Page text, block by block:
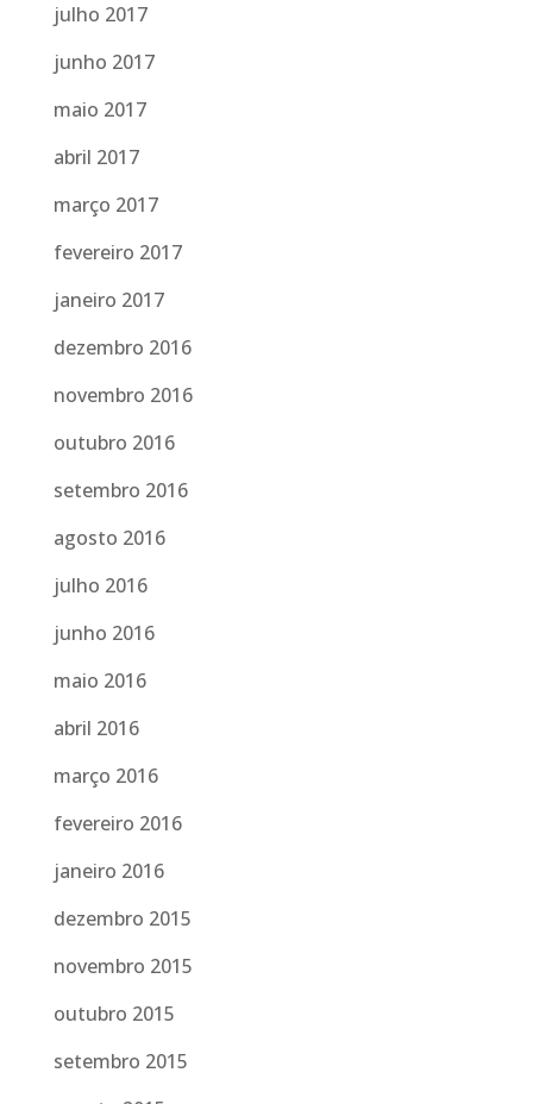
julho 2017
junho 2017
maio 2017
abril 2017
março 2017
fevereiro 2017
janeiro 2017
dezembro 2016
novembro 2016
outubro 2016
setembro 2016
agosto 2016
julho 2016
junho 2016
maio 2016
abril 2016
março 2016
fevereiro 2016
janeiro 2016
dezembro 2015
novembro 2015
outubro 2015
setembro 2015